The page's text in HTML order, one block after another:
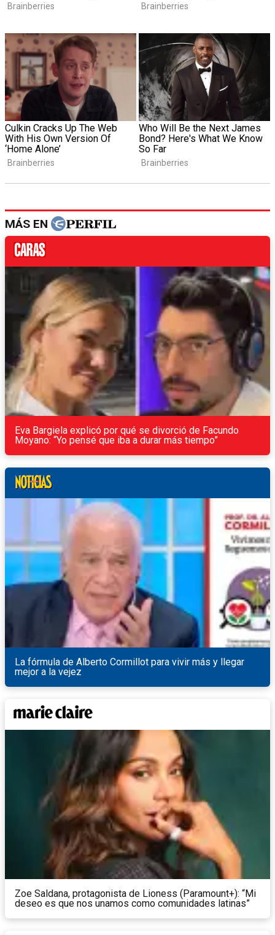
MÁS EN
Eva Bargiela explicó por qué se divorció de Facundo
Moyano: “Yo pensé que iba a durar más tiempo”
La fórmula de Alberto Cormillot para vivir más y llegar
mejor a la vejez
Zoe Saldana, protagonista de Lioness (Paramount+): “Mi
deseo es que nos unamos como comunidades latinas”